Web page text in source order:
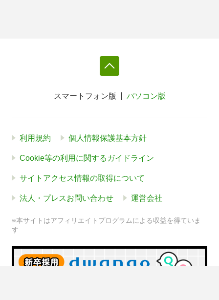
スマートフォン版 パソコン版
利用規約 個人情報保護基本方針
Cookie等の利用に関するガイドライン
サイトアクセス情報の取得について
法人・プレスお問い合わせ 運営会社
※本サイトはアフィリエイトプログラムによる収益を得ていま
す